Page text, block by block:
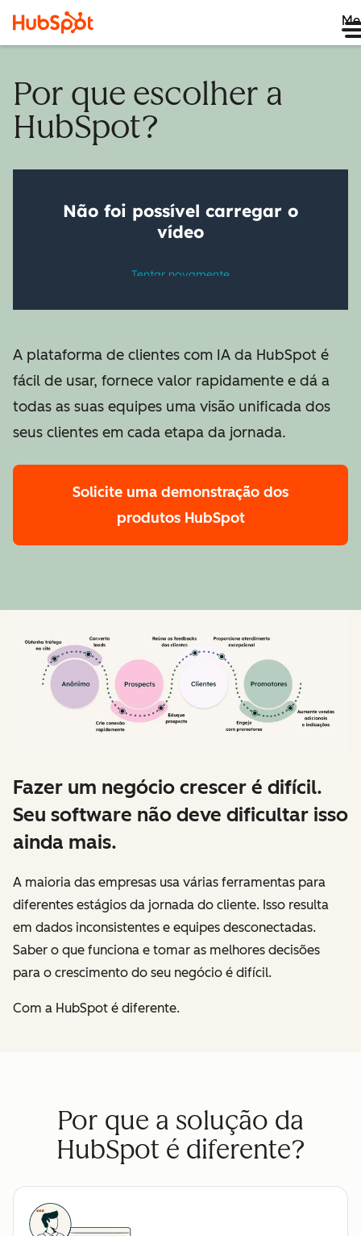
Por que escolher a
HubSpot?
A plataforma de clientes com IA da HubSpot é
fácil de usar, fornece valor rapidamente e dá a
todas as suas equipes uma visão unificada dos
seus clientes em cada etapa da jornada.
Solicite uma demonstração dos
produtos HubSpot
Fazer um negócio crescer é difícil.
Seu software não deve dificultar isso
ainda mais.
A maioria das empresas usa várias ferramentas para
diferentes estágios da jornada do cliente. Isso resulta
em dados inconsistentes e equipes desconectadas.
Saber o que funciona e tomar as melhores decisões
para o crescimento do seu negócio é difícil.
Com a HubSpot é diferente.
Por que a solução da
HubSpot é diferente?